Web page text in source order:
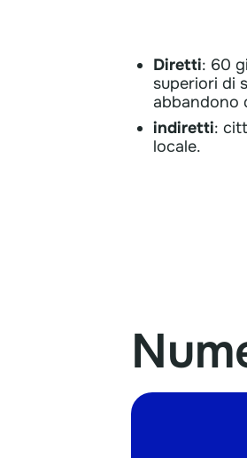
Diretti: 60
superiori di
abbandono
​indiretti:
locale.